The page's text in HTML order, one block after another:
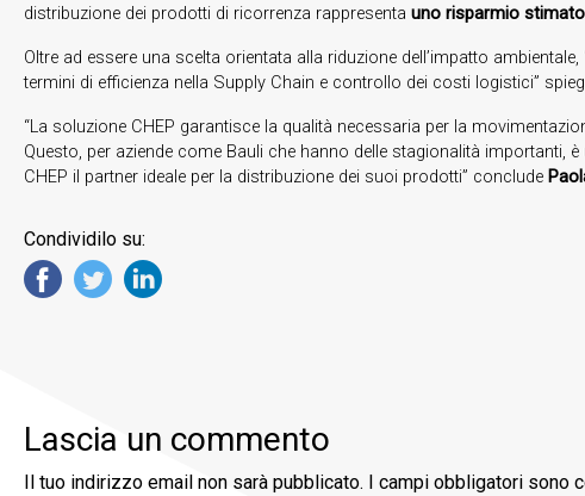
distribuzione dei prodotti di ricorrenza rappresenta uno risparmio stimato
Oltre ad essere una scelta orientata alla riduzione dell’impatto
termini di efficienza nella Supply Chain e controllo dei costi logistici”
“La soluzione CHEP garantisce la qualità necessaria per la
Questo, per aziende come Bauli che hanno delle stagionalità
CHEP il partner ideale per la distribuzione dei suoi prodotti” conclude
Condividilo su:
Lascia un commento
Il tuo indirizzo email non sarà pubblicato. I campi obbligatori sono